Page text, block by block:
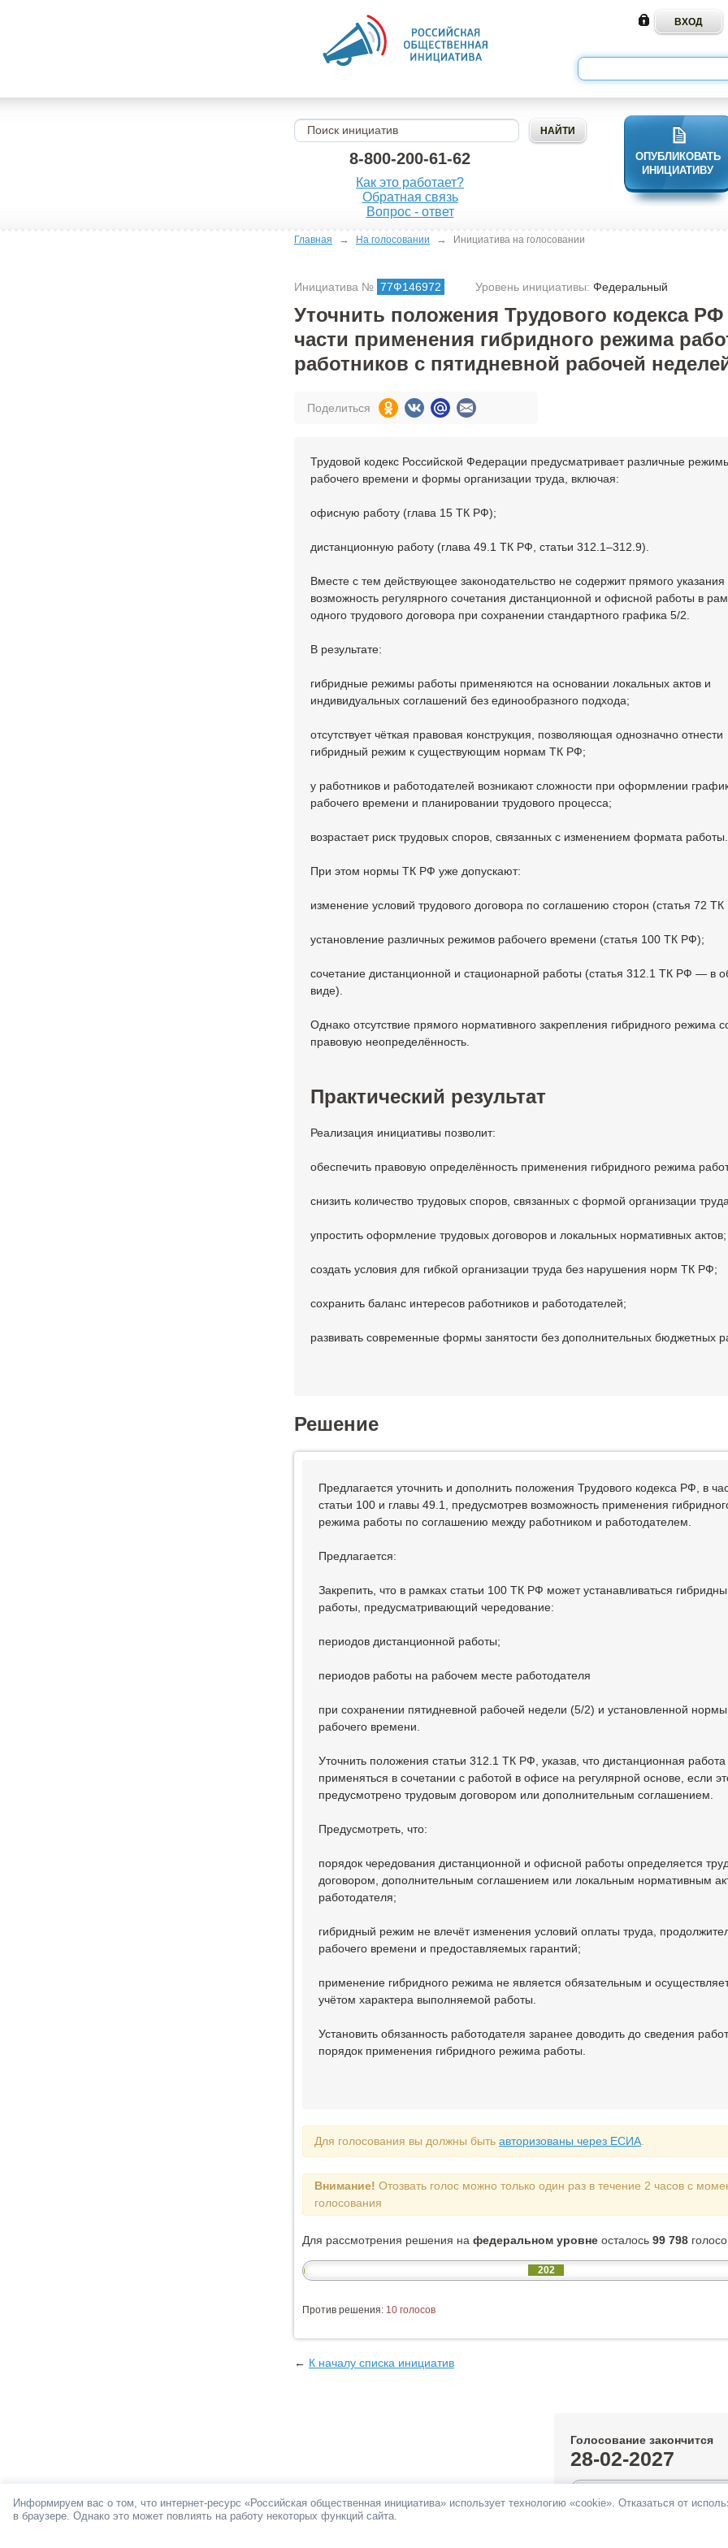
8-800-200-61-62
Как это работает?
Обратная связь
Вопрос - ответ
ОПУБЛИКОВАТЬ
ИНИЦИАТИВУ
Главная → На голосовании → Инициатива на голосовании
Инициатива № 77Ф146972 Уровень инициативы: Федеральный
Уточнить положения Трудового кодекса РФ
части применения гибридного режима
работников с пятидневной рабочей
Поделиться
Трудовой кодекс Российской Федерации предусматривает различные
рабочего времени и формы организации труда, включая:
офисную работу (глава 15 ТК РФ);
дистанционную работу (глава 49.1 ТК РФ, статьи 312.1–312.9).
Вместе с тем действующее законодательство не содержит прямого указания
возможность регулярного сочетания дистанционной и офисной работы в
одного трудового договора при сохранении стандартного графика 5/2.
В результате:
гибридные режимы работы применяются на основании локальных актов и
индивидуальных соглашений без единообразного подхода;
отсутствует чёткая правовая конструкция, позволяющая однозначно отнести
гибридный режим к существующим нормам ТК РФ;
у работников и работодателей возникают сложности при оформлении
рабочего времени и планировании трудового процесса;
возрастает риск трудовых споров, связанных с изменением формата работы.
При этом нормы ТК РФ уже допускают:
изменение условий трудового договора по соглашению сторон (статья 72
установление различных режимов рабочего времени (статья 100 ТК РФ);
сочетание дистанционной и стационарной работы (статья 312.1 ТК РФ — в
виде).
Однако отсутствие прямого нормативного закрепления гибридного режима
правовую неопределённость.
Практический результат
Реализация инициативы позволит:
обеспечить правовую определённость применения гибридного режима
снизить количество трудовых споров, связанных с формой организации
упростить оформление трудовых договоров и локальных нормативных актов;
создать условия для гибкой организации труда без нарушения норм ТК РФ;
сохранить баланс интересов работников и работодателей;
развивать современные формы занятости без дополнительных бюджетных
Решение
Предлагается уточнить и дополнить положения Трудового кодекса РФ, в
статьи 100 и главы 49.1, предусмотрев возможность применения
режима работы по соглашению между работником и работодателем.
Предлагается:
Закрепить, что в рамках статьи 100 ТК РФ может устанавливаться
работы, предусматривающий чередование:
периодов дистанционной работы;
периодов работы на рабочем месте работодателя
при сохранении пятидневной рабочей недели (5/2) и установленной нормы
рабочего времени.
Уточнить положения статьи 312.1 ТК РФ, указав, что дистанционная
применяться в сочетании с работой в офисе на регулярной основе, если
предусмотрено трудовым договором или дополнительным соглашением.
Предусмотреть, что:
порядок чередования дистанционной и офисной работы определяется
договором, дополнительным соглашением или локальным нормативным
работодателя;
гибридный режим не влечёт изменения условий оплаты труда,
рабочего времени и предоставляемых гарантий;
применение гибридного режима не является обязательным и
учётом характера выполняемой работы.
Установить обязанность работодателя заранее доводить до сведения
порядок применения гибридного режима работы.
Для голосования вы должны быть авторизованы через ЕСИА
Внимание! Отозвать голос можно только один раз в течение 2 часов с
голосования
Для рассмотрения решения на федеральном уровне осталось 99 798
202
Против решения: 10 голосов
← К началу списка инициатив
Голосование закончится
28-02-2027
Информируем вас о том, что интернет-ресурс «Российская общественная инициатива» использует технологию «cookie». Отказаться от
в браузере. Однако это может повлиять на работу некоторых функций сайта.